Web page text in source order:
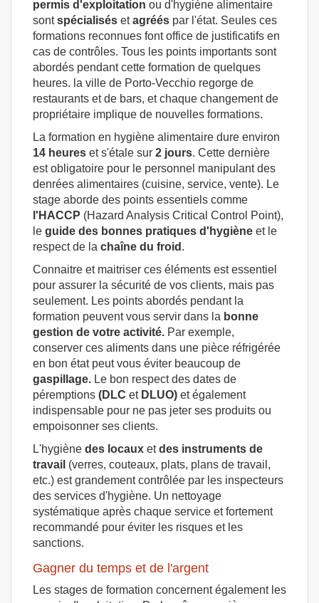
permis d'exploitation ou d'hygiène alimentaire
sontspécialisés etagréés par l'état. Seules ces
formations reconnues font office de justificatifs en
cas de contrôles. Tous les points importants sont
abordés pendant cette formation de quelques
heures. la ville de Porto-Vecchio regorge de
restaurants et de bars, et chaque changement de
propriétaire implique de nouvelles formations.
La formation en hygiène alimentaire dure environ
14 heures et s'étale sur 2 jours. Cette dernière
est obligatoire pour le personnel manipulant des
denrées alimentaires (cuisine, service, vente). Le
stage aborde des points essentiels comme
l'HACCP (Hazard Analysis Critical Control Point),
le guide des bonnes pratiques d'hygiène et le
respect de la chaîne du froid .
Connaitre et maitriser ces éléments est essentiel
pour assurer la sécurité de vos clients, mais pas
seulement. Les points abordés pendant la
formation peuvent vous servir dans la bonne
gestion de votre activité. Par exemple,
conserver ces aliments dans une pièce réfrigérée
en bon état peut vous éviter beaucoup de
gaspillage. Le bon respect des dates de
péremptions (DLC et DLUO) et également
indispensable pour ne pas jeter ses produits ou
empoisonner ses clients.
L'hygiène des locaux etdes instruments de
travail (verres, couteaux, plats, plans de travail,
etc.) est grandement contrôlée par les inspecteurs
des services d'hygiène. Un nettoyage
systématique après chaque service et fortement
recommandé pour éviter les risques et les
sanctions.
Gagner du temps et de l'argent
Les stages de formation concernent également les